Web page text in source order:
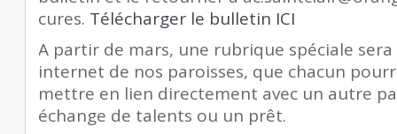
cures. Télécharger le bulletin ICI
A partir de mars, une rubrique spéciale
internet de nos paroisses, que chacun
mettre en lien directement avec un autre
échange de talents ou un prêt.